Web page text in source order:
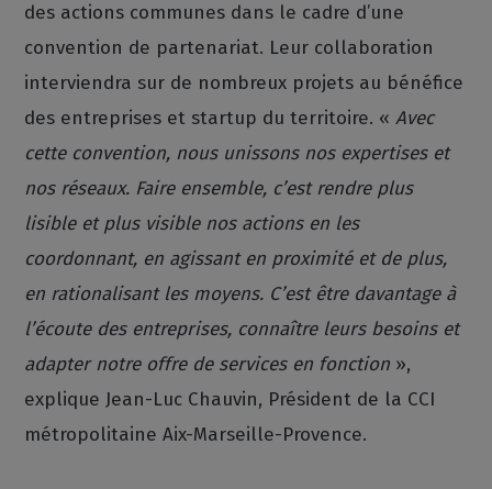
des actions communes dans le cadre d’une
convention de partenariat. Leur collaboration
interviendra sur de nombreux projets au bénéfice
des entreprises et startup du territoire. «Avec
cette convention, nous unissons nos expertises et
nos réseaux. Faire ensemble, c’est rendre plus
lisible et plus visible nos actions en les
coordonnant, en agissant en proximité et de plus,
en rationalisant les moyens. C’est être davantage à
l’écoute des entreprises, connaître leurs besoins et
adapter notre offre de services en fonction »,
explique Jean-Luc Chauvin, Président de la CCI
métropolitaine Aix-Marseille-Provence.